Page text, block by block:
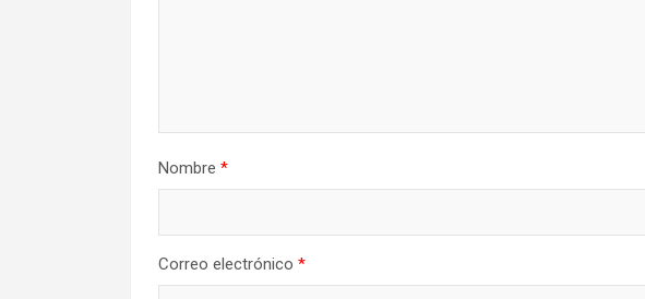
Nombre *
Correo electrónico *